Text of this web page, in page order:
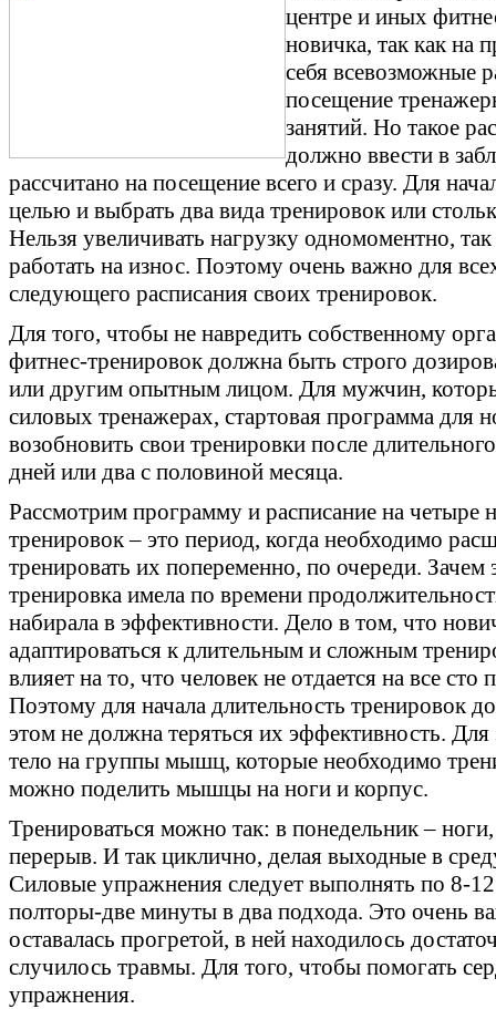
центре и иных
новичка, так как на
себя всевозможные
посещение
занятий. Но такое
должно ввести в
рассчитано на посещение всего и сразу. Для
целью и выбрать два вида тренировок или
Нельзя увеличивать нагрузку одномоментно,
работать на износ. Поэтому очень важно для
следующего расписания своих тренировок.
Для того, чтобы не навредить собственному
фитнес-тренировок должна быть строго
или другим опытным лицом. Для мужчин,
силовых тренажерах, стартовая программа для
возобновить свои тренировки после
дней или два с половиной месяца.
Рассмотрим программу и расписание на четыре
тренировок – это период, когда необходимо
тренировать их попеременно, по очереди. Зачем
тренировка имела по времени
набирала в эффективности. Дело в том, что
адаптироваться к длительным и сложным
влияет на то, что человек не отдается на все
Поэтому для начала длительность тренировок
этом не должна теряться их эффективность. Для
тело на группы мышц, которые необходимо
можно поделить мышцы на ноги и корпус.
Тренироваться можно так: в понедельник –
перерыв. И так циклично, делая выходные в
Силовые упражнения следует выполнять по 8-
полторы-две минуты в два подхода. Это очень
оставалась прогретой, в ней находилось
случилось травмы. Для того, чтобы помогать
упражнения.